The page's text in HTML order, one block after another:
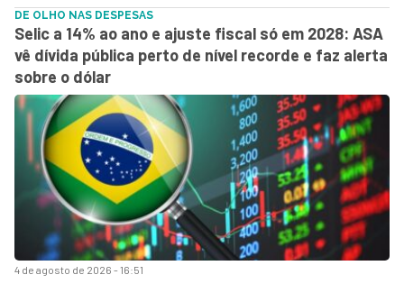
4 de agosto de 2026 - 16:51
DE OLHO NAS DESPESAS
Selic a 14% ao ano e ajuste fiscal só em 2028: ASA
vê dívida pública perto de nível recorde e faz alerta
sobre o dólar